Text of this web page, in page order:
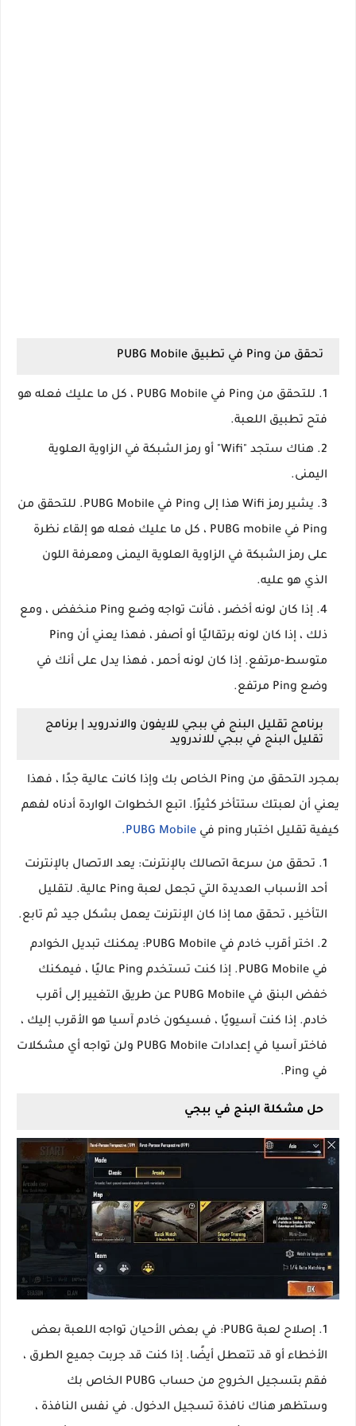
تحقق من Ping في تطبيق PUBG Mobile
للتحقق من Ping في PUBG Mobile ، كل ما عليك فعله هو
فتح تطبيق اللعبة.
هناك ستجد "Wifi" أو رمز الشبكة في الزاوية العلوية
اليمنى.
يشير رمز Wifi هذا إلى Ping في PUBG Mobile. للتحقق من
Ping في PUBG mobile ، كل ما عليك فعله هو إلقاء نظرة
على رمز الشبكة في الزاوية العلوية اليمنى ومعرفة اللون
الذي هو عليه.
إذا كان لونه أخضر ، فأنت تواجه وضع Ping منخفض ، ومع
ذلك ، إذا كان لونه برتقاليًا أو أصفر ، فهذا يعني أن Ping
متوسط-مرتفع. إذا كان لونه أحمر ، فهذا يدل على أنك في
وضع Ping مرتفع.
برنامج تقليل البنج في ببجي للايفون والاندرويد | برنامج
تقليل البنج في ببجي للاندرويد
بمجرد التحقق من Ping الخاص بك وإذا كانت عالية جدًا ، فهذا
يعني أن لعبتك ستتأخر كثيرًا. اتبع الخطوات الواردة أدناه لفهم
كيفية تقليل اختبار ping في
PUBG Mobile.
تحقق من سرعة اتصالك بالإنترنت: يعد الاتصال بالإنترنت
أحد الأسباب العديدة التي تجعل لعبة Ping عالية. لتقليل
التأخير ، تحقق مما إذا كان الإنترنت يعمل بشكل جيد ثم تابع.
اختر أقرب خادم في PUBG Mobile: يمكنك تبديل الخوادم
في PUBG Mobile. إذا كنت تستخدم Ping عاليًا ، فيمكنك
خفض البنق في PUBG Mobile عن طريق التغيير إلى أقرب
خادم. إذا كنت آسيويًا ، فسيكون خادم آسيا هو الأقرب إليك ،
فاختر آسيا في إعدادات PUBG Mobile ولن تواجه أي مشكلات
في Ping.
حل مشكلة البنج في ببجي
إصلاح لعبة PUBG: في بعض الأحيان تواجه اللعبة بعض
الأخطاء أو قد تتعطل أيضًا. إذا كنت قد جربت جميع الطرق ،
فقم بتسجيل الخروج من حساب PUBG الخاص بك
وستظهر هناك نافذة تسجيل الدخول. في نفس النافذة ،